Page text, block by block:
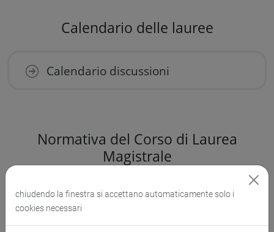
Calendario delle lauree
Calendario discussioni
Normativa del Corso di Laurea
Magistrale
chiudendo la finestra si accettano automaticamente solo i
cookies necessari